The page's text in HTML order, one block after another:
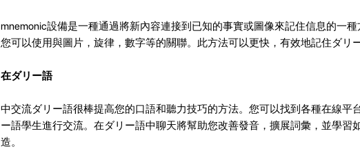
mnemonic設備是一種通過將新內容連接到已知的事實或圖像來記住信息的一
您可以使用與圖片，旋律，數字等的關聯。此方法可以更快，有效地記住ダリ
在ダリー語
中交流ダリー語很棒提高您的口語和聽力技巧的方法。您可以找到各種在線平
ー語學生進行交流。在ダリー語中聊天將幫助您改善發音，擴展詞彙，並學習
造。